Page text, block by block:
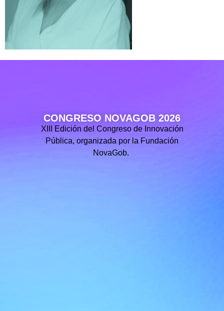
CONGRESO NOVAGOB 2026
XIII Edición del Congreso de Innovación
Pública, organizada por la Fundación
NovaGob.